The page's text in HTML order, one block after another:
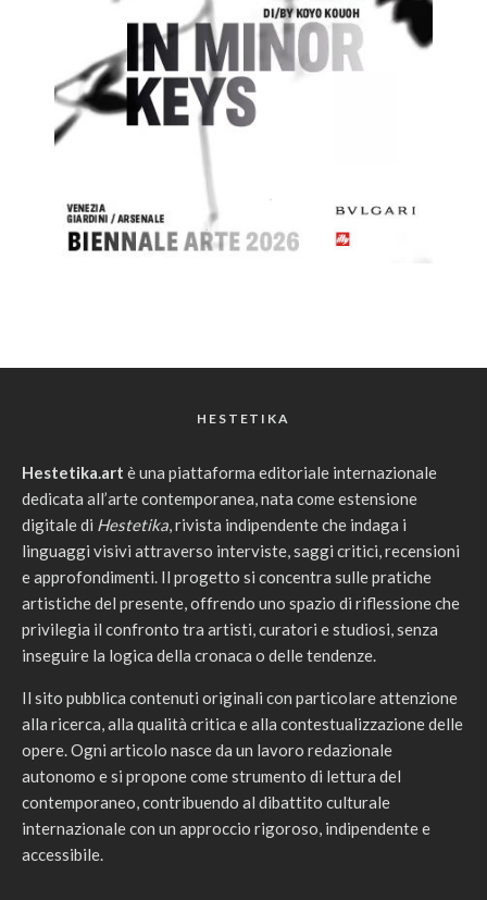
HESTETIKA
Hestetika.art è una piattaforma editoriale internazionale
dedicata all’arte contemporanea, nata come estensione
digitale di Hestetika, rivista indipendente che indaga i
linguaggi visivi attraverso interviste, saggi critici, recensioni
e approfondimenti. Il progetto si concentra sulle pratiche
artistiche del presente, offrendo uno spazio di riflessione che
privilegia il confronto tra artisti, curatori e studiosi, senza
inseguire la logica della cronaca o delle tendenze.
Il sito pubblica contenuti originali con particolare attenzione
alla ricerca, alla qualità critica e alla contestualizzazione delle
opere. Ogni articolo nasce da un lavoro redazionale
autonomo e si propone come strumento di lettura del
contemporaneo, contribuendo al dibattito culturale
internazionale con un approccio rigoroso, indipendente e
accessibile.